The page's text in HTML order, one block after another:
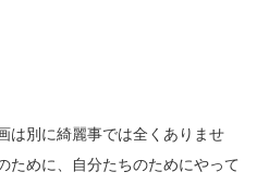
は別に綺麗事では全くありませ
ために、自分たちのためにやって